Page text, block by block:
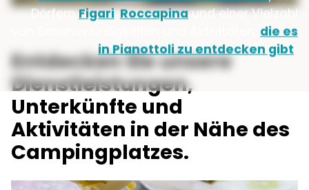
DörfernFigari,Roccapinaund einer Vielzahl
die es
in Pianottoli zu entdecken gibt
Entdecken Sie unsere
Dienstleistungen,
Unterkünfte und
Aktivitäten in der Nähe des
Campingplatzes.